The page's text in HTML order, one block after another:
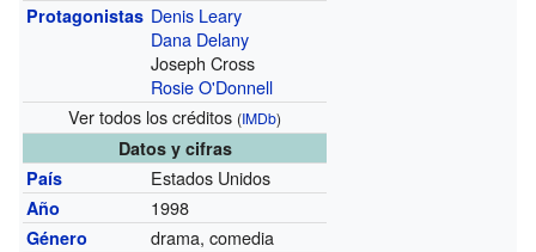
Protagonistas Denis Leary
Dana Delany
Joseph Cross
Rosie O'Donnell
Ver todos los créditos (IMDb)
Datos y cifras
País
Estados Unidos
Año 1998
Género drama, comedia